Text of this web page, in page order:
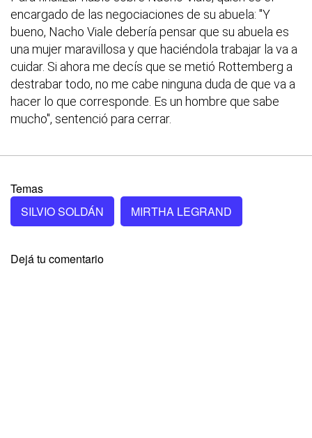
encargado de las negociaciones de su abuela: "Y
bueno, Nacho Viale debería pensar que su abuela es
una mujer maravillosa y que haciéndola trabajar la va a
cuidar. Si ahora me decís que se metió Rottemberg a
destrabar todo, no me cabe ninguna duda de que va a
hacer lo que corresponde. Es un hombre que sabe
mucho", sentenció para cerrar.
Temas
SILVIO SOLDÁN
MIRTHA LEGRAND
Dejá tu comentario